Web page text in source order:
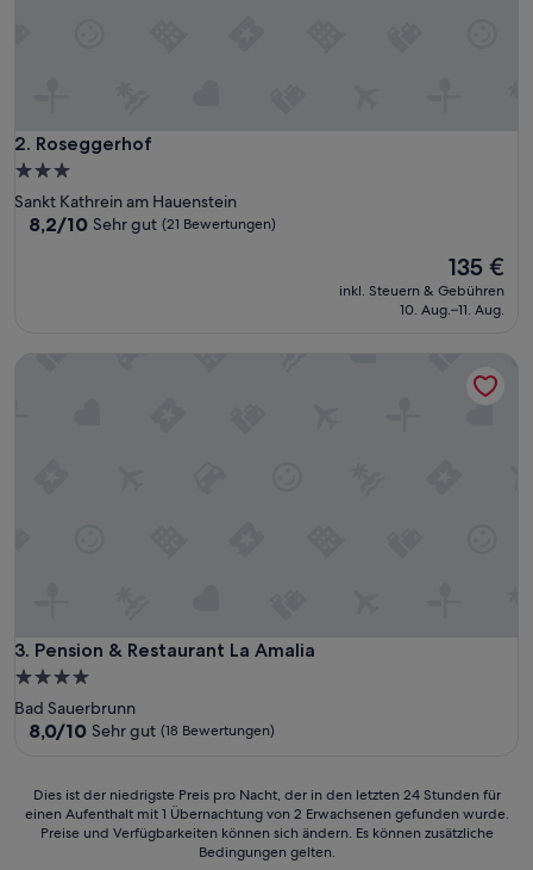
2. Roseggerhof
Roseggerhof
3.0-
Sterne-
Unterkunft
Sankt Kathrein am Hauenstein
8.2
Bewertungen)
8,2/10 Sehr gut (21 Bewertungen)
Der
Preis
beträgt
135 €
inkl. Steuern & Gebühren
10. Aug.–11. Aug.
3. Pension & Restaurant La Amalia
Pension & Restaurant La Amalia
4.0-
Sterne-
Unterkunft
Bad Sauerbrunn
8.0
Sehr
gut,
(18
8,0/10 Sehr gut (18 Bewertungen)
Dies
ist
Dies ist der niedrigste Preis pro Nacht, der in den letzten 24 Stunden für
einen Aufenthalt mit 1 Übernachtung von 2 Erwachsenen gefunden wurde.
Preise und Verfügbarkeiten können sich ändern. Es können zusätzliche
Bedingungen gelten.